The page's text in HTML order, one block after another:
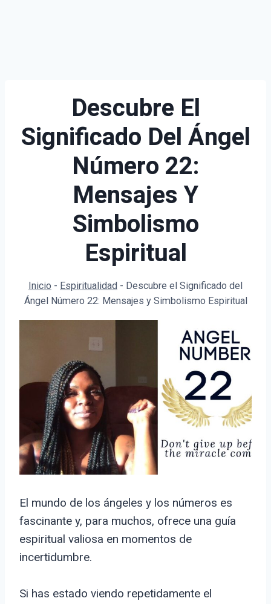
Descubre El
Significado Del Ángel
Número 22:
Mensajes Y
Simbolismo
Espiritual
Inicio - Espiritualidad - Descubre el Significado del
Ángel Número 22: Mensajes y Simbolismo Espiritual
El mundo de los ángeles y los números es
fascinante y, para muchos, ofrece una guía
espiritual valiosa en momentos de
incertidumbre.
Si has estado viendo repetidamente el